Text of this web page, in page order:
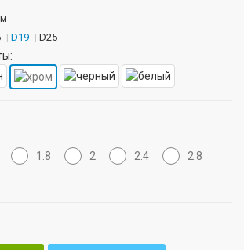
D19 D25
1.8 2 2.4 2.8